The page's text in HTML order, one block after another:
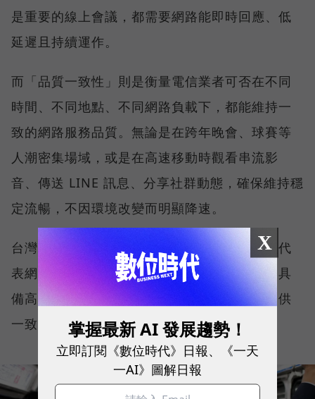
是重要的線上會議，都需要網路能即時回應、低
延遲且持續運作。
而「品質一致性」則是衡量電信業者可否在不同
時間、不同地點、不同網路負載下，都能維持一
致的網路服務品質。無論是在跨年晚會、球賽等
人潮密集場域，或是在高速移動時觀看串流影
音、傳送 LINE 訊息、分享社群動態，確保維持穩
定流暢，不因環境改變而明顯降速。
台灣大哥大能同時拿下這兩項全台第一，不僅代
表網路速度表現優異，更證明其網路基礎建設具
備高度穩定性與韌性，能在各種使用情境下提供
一致且可靠的連線品質。
X
掌握最新 AI 發展趨勢！
立即訂閱《數位時代》日報、《一天
一AI》圖解日報